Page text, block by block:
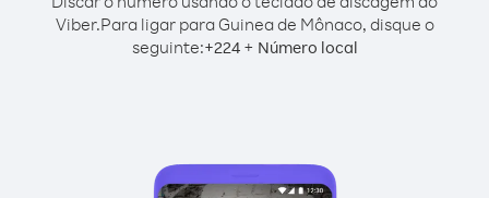
Viber.Para ligar para Guinea de Mônaco, disque o
seguinte:+224+ Número local